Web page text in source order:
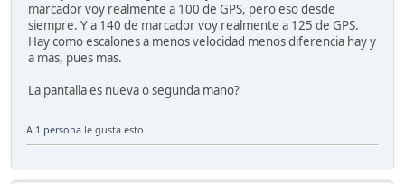
marcador voy realmente a 100 de GPS, pero eso desde
siempre. Y a 140 de marcador voy realmente a 125 de GPS.
Hay como escalones a menos velocidad menos diferencia hay y
a mas, pues mas.
La pantalla es nueva o segunda mano?
A 1 persona le gusta esto.